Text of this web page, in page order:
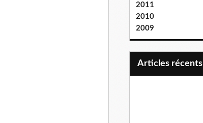
2011
2010
2009
articles récents